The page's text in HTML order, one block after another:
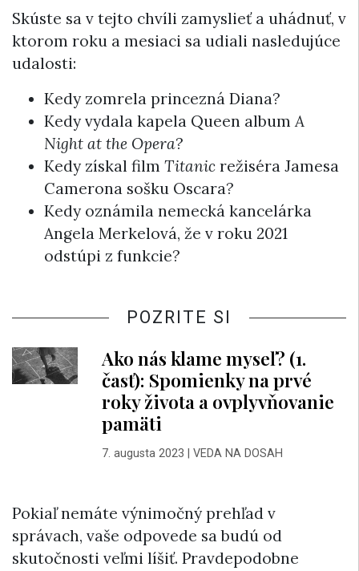
Skúste sa v tejto chvíli zamyslieť a uhádnuť, v
ktorom roku a mesiaci sa udiali nasledujúce
udalosti:
Kedy zomrela princezná Diana?
Kedy vydala kapela Queen album A
Night at the Opera?
Kedy získal film Titanic režiséra Jamesa
Camerona sošku Oscara?
Kedy oznámila nemecká kancelárka
Angela Merkelová, že v roku 2021
odstúpi z funkcie?
POZRITE SI
Ako nás klame myseľ? (1.
časť): Spomienky na prvé
roky života a ovplyvňovanie
pamäti
7. augusta 2023 VEDA NA DOSAH
Pokiaľ nemáte výnimočný prehľad v
správach, vaše odpovede sa budú od
skutočnosti veľmi líšiť. Pravdepodobne